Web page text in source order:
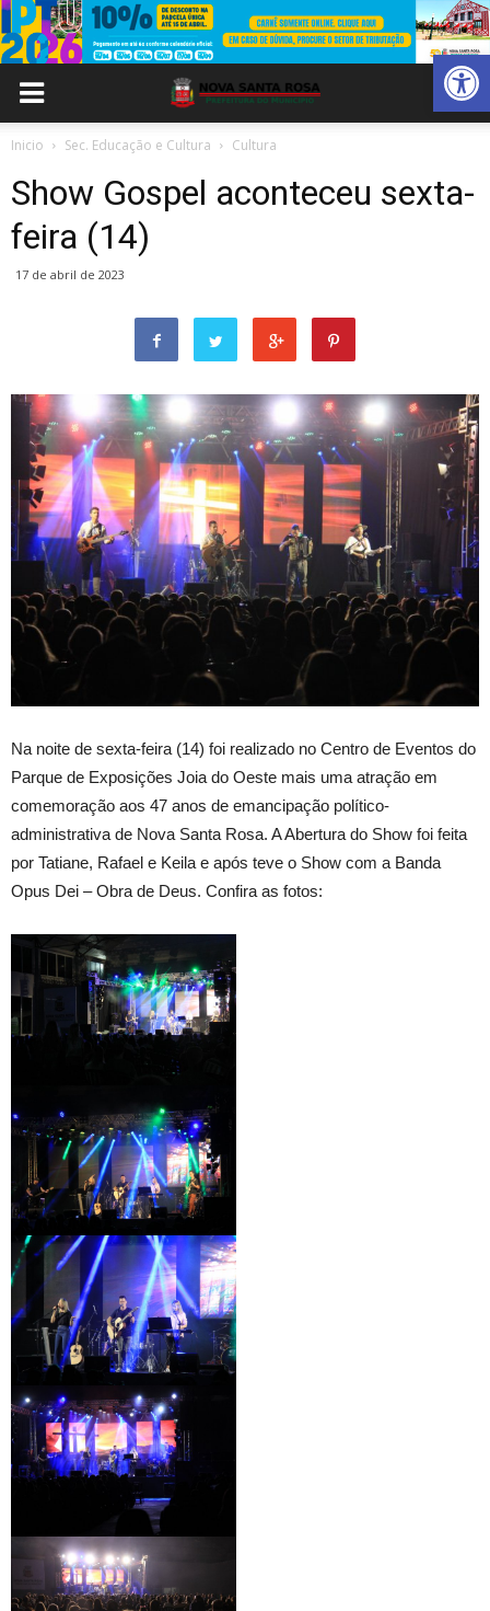
Abrir
Inicio Sec. Educação e Cultura Cultura
Show Gospel aconteceu sexta-
feira (14)
17 de abril de 2023
Na noite de sexta-feira (14) foi realizado no Centro de Eventos do
Parque de Exposições Joia do Oeste mais uma atração em
comemoração aos 47 anos de emancipação político-
administrativa de Nova Santa Rosa. A Abertura do Show foi feita
por Tatiane, Rafael e Keila e após teve o Show com a Banda
Opus Dei – Obra de Deus. Confira as fotos: